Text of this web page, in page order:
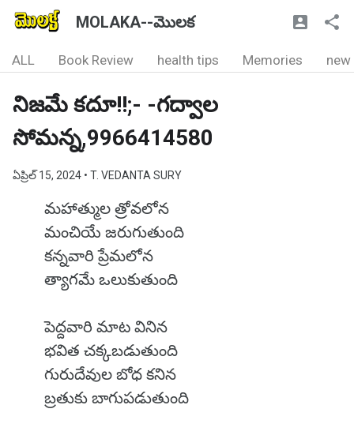
MOLAKA--మొలక
ALL Book Review health tips Memories new
నిజమే కదూ!!;- -గద్వాల
సోమన్న,9966414580
ఏప్రిల్ 15, 2024 • T. VEDANTA SURY
మహాత్ముల త్రోవలోన
మంచియే జరుగుతుంది
కన్నవారి ప్రేమలోన
త్యాగమే ఒలుకుతుంది
పెద్దవారి మాట వినిన
భవిత చక్కబడుతుంది
గురుదేవుల బోధ కనిన
బ్రతుకు బాగుపడుతుంది